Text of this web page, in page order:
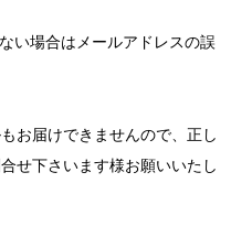
い場合はメールアドレスの誤
お届けできませんので、正し
せ下さいます様お願いいたし